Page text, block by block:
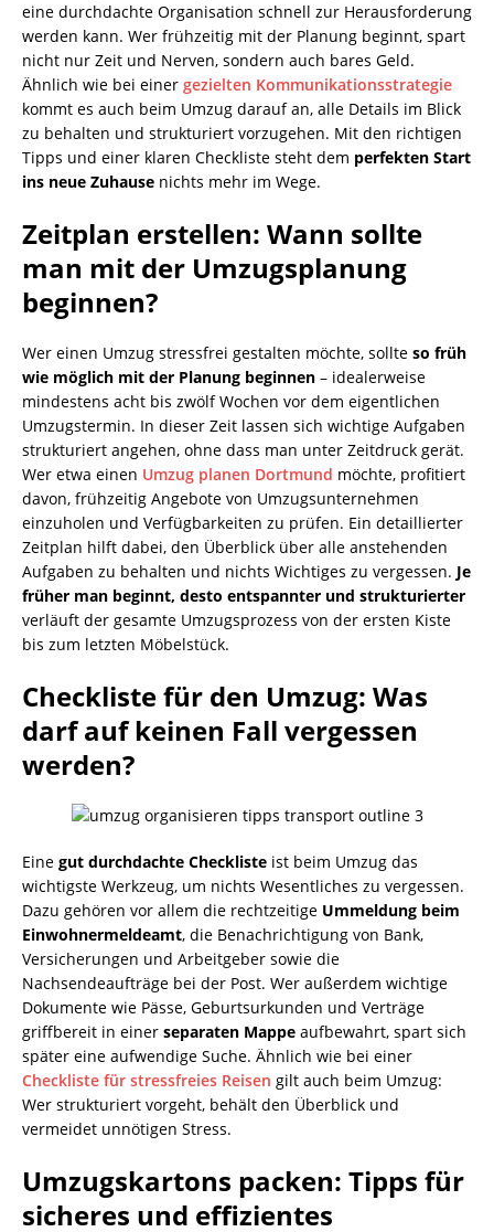
eine durchdachte Organisation schnell zur Herausforderung
werden kann. Wer frühzeitig mit der Planung beginnt, spart
nicht nur Zeit und Nerven, sondern auch bares Geld.
Ähnlich wie bei einer gezielten Kommunikationsstrategie
kommt es auch beim Umzug darauf an, alle Details im Blick
zu behalten und strukturiert vorzugehen. Mit den richtigen
Tipps und einer klaren Checkliste steht dem perfekten Start
ins neue Zuhause nichts mehr im Wege.
Zeitplan erstellen: Wann sollte
man mit der Umzugsplanung
beginnen?
Wer einen Umzug stressfrei gestalten möchte, sollte so früh
wie möglich mit der Planung beginnen – idealerweise
mindestens acht bis zwölf Wochen vor dem eigentlichen
Umzugstermin. In dieser Zeit lassen sich wichtige Aufgaben
strukturiert angehen, ohne dass man unter Zeitdruck gerät.
Wer etwa einen Umzug planen Dortmund möchte, profitiert
davon, frühzeitig Angebote von Umzugsunternehmen
einzuholen und Verfügbarkeiten zu prüfen. Ein detaillierter
Zeitplan hilft dabei, den Überblick über alle anstehenden
Aufgaben zu behalten und nichts Wichtiges zu vergessen. Je
früher man beginnt, desto entspannter und strukturierter
verläuft der gesamte Umzugsprozess von der ersten Kiste
bis zum letzten Möbelstück.
Checkliste für den Umzug: Was
darf auf keinen Fall vergessen
werden?
Eine gut durchdachte Checkliste ist beim Umzug das
wichtigste Werkzeug, um nichts Wesentliches zu vergessen.
Dazu gehören vor allem die rechtzeitige Ummeldung beim
Einwohnermeldeamt, die Benachrichtigung von Bank,
Versicherungen und Arbeitgeber sowie die
Nachsendeaufträge bei der Post. Wer außerdem wichtige
Dokumente wie Pässe, Geburtsurkunden und Verträge
griffbereit in einer separaten Mappe aufbewahrt, spart sich
später eine aufwendige Suche. Ähnlich wie bei einer
Checkliste für stressfreies Reisen gilt auch beim Umzug:
Wer strukturiert vorgeht, behält den Überblick und
vermeidet unnötigen Stress.
Umzugskartons packen: Tipps für
sicheres und effizientes